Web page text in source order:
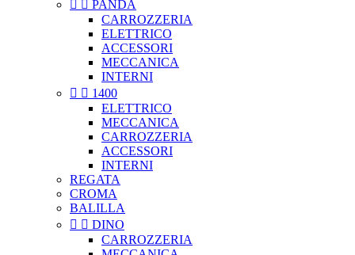
  PANDA
CARROZZERIA
ELETTRICO
ACCESSORI
MECCANICA
INTERNI
  1400
ELETTRICO
MECCANICA
CARROZZERIA
ACCESSORI
INTERNI
REGATA
CROMA
BALILLA
  DINO
CARROZZERIA